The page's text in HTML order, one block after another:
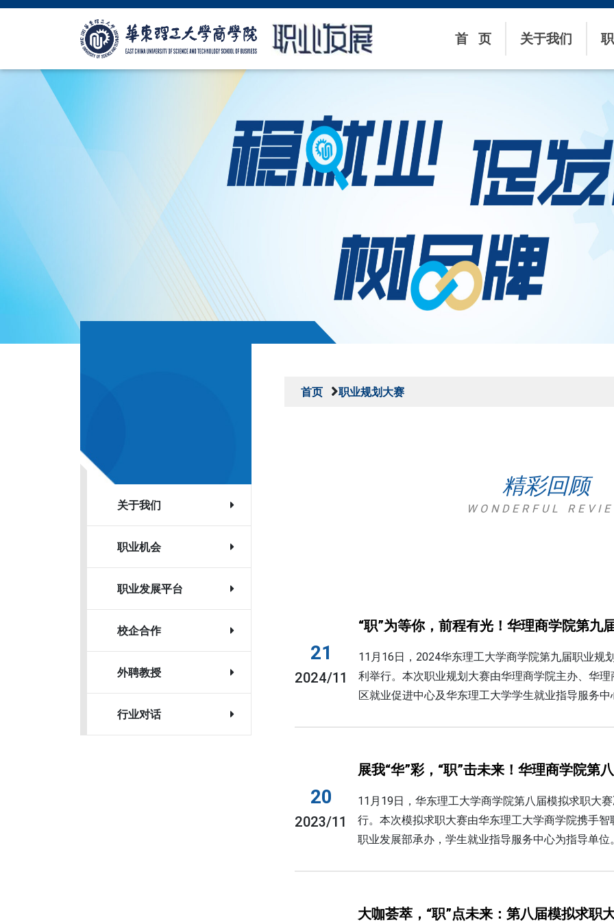
首 页 关于我们
关于我们
职业机会
职业发展平台
校企合作
外聘教授
行业对话
首页 职业规划大赛
精彩回顾
WONDERFUL
21
2024/11
“职”为等你，前程有光！华理商学院第九
11月16日，2024华东理工大学商学院第九届职业规
利举行。本次职业规划大赛由华理商学院主办、华
区就业促进中心及华东理工大学学生就业指导服务
20
2023/11
展我“华”彩，“职”击未来！华理商学院第
11月19日，华东理工大学商学院第八届模拟求职大
行。本次模拟求职大赛由华东理工大学商学院携手
职业发展部承办，学生就业指导服务中心为指导单位
大咖荟萃，“职”点未来：第八届模拟求职